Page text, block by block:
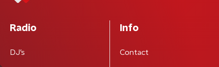
Radio
DJ’s
Info
Contact